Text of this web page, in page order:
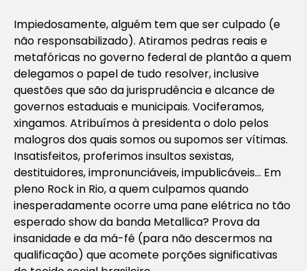
Impiedosamente, alguém tem que ser culpado (e
não responsabilizado). Atiramos pedras reais e
metafóricas no governo federal de plantão a quem
delegamos o papel de tudo resolver, inclusive
questões que são da jurisprudência e alcance de
governos estaduais e municipais. Vociferamos,
xingamos. Atribuímos à presidenta o dolo pelos
malogros dos quais somos ou supomos ser vítimas.
Insatisfeitos, proferimos insultos sexistas,
destituidores, impronunciáveis, impublicáveis… Em
pleno Rock in Rio, a quem culpamos quando
inesperadamente ocorre uma pane elétrica no tão
esperado show da banda Metallica? Prova da
insanidade e da má-fé (para não descermos na
qualificação) que acomete porções significativas